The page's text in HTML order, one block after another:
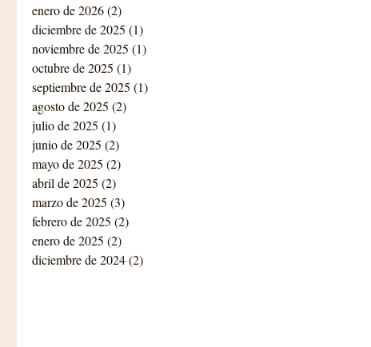
enero de 2026(2)
diciembre de 2025 (1)
noviembre de 2025 (1)
octubre de 2025 (1)
septiembre de 2025 (1)
agosto de 2025 (2)
julio de 2025 (1)
junio de 2025 (2)
mayo de 2025 (2)
abril de 2025 (2)
marzo de 2025 (3)
febrero de 2025 (2)
enero de 2025 (2)
diciembre de 2024(2)